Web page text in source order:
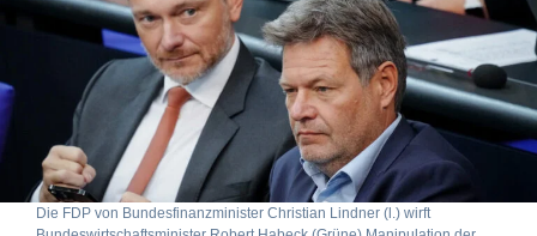
Die FDP von Bundesfinanzminister Christian Lindner (l.) wirft